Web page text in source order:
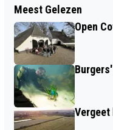
CAMPAGNE
START:
MOÉT. STEL
MOEILIJK OOK.”
Meest Gelezen
Open